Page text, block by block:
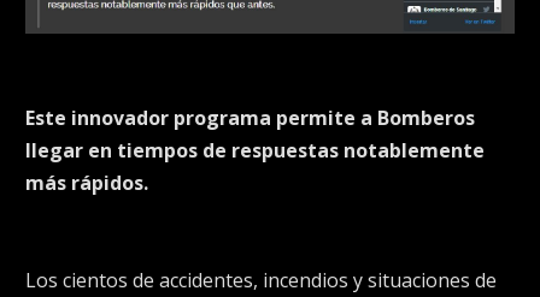
Este innovador programa permite a Bomberos
llegar en tiempos de respuestas notablemente
más rápidos.
Los cientos de accidentes, incendios y situaciones de